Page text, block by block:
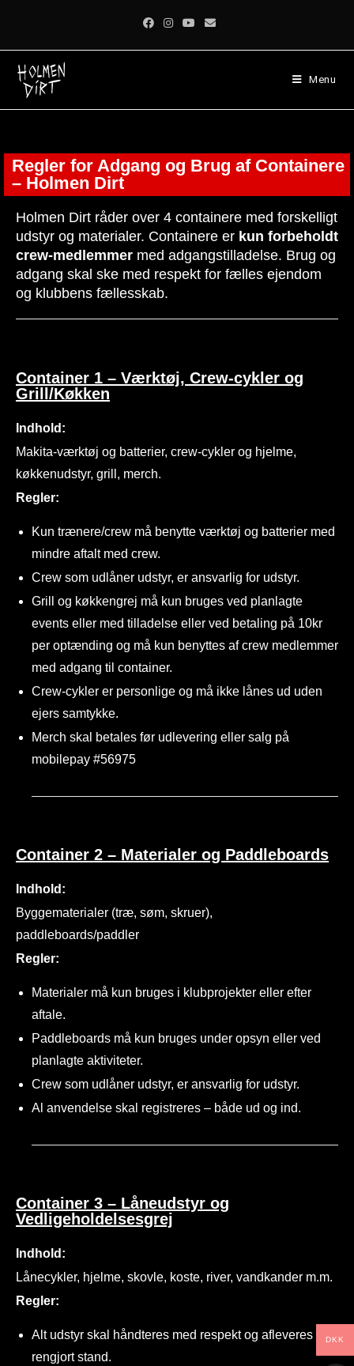
Menu
Regler for Adgang og Brug af Containere
– Holmen Dirt
Holmen Dirt råder over 4 containere med forskelligt
udstyr og materialer. Containere er kun forbeholdt
crew-medlemmer med adgangstilladelse. Brug og
adgang skal ske med respekt for fælles ejendom
og klubbens fællesskab.
Container 1 – Værktøj, Crew-cykler og
Grill/Køkken
Indhold:
Makita-værktøj og batterier, crew-cykler og hjelme,
køkkenudstyr, grill, merch.
Regler:
Kun trænere/crew må benytte værktøj og batterier med
mindre aftalt med crew.
Crew som udlåner udstyr, er ansvarlig for udstyr.
Grill og køkkengrej må kun bruges ved planlagte
events eller med tilladelse eller ved betaling på 10kr
per optænding og må kun benyttes af crew medlemmer
med adgang til container.
Crew-cykler er personlige og må ikke lånes ud uden
ejers samtykke.
Merch skal betales før udlevering eller salg på
mobilepay #56975
Container 2 – Materialer og Paddleboards
Indhold:
Byggematerialer (træ, søm, skruer),
paddleboards/paddler
Regler:
Materialer må kun bruges i klubprojekter eller efter
aftale.
Paddleboards må kun bruges under opsyn eller ved
planlagte aktiviteter.
Crew som udlåner udstyr, er ansvarlig for udstyr.
Al anvendelse skal registreres – både ud og ind.
Container 3 – Låneudstyr og
Vedligeholdelsesgrej
Indhold:
Lånecykler, hjelme, skovle, koste, river, vandkander m.m.
Regler:
Alt udstyr skal håndteres med respekt og afleveres i
rengjort stand.
DKK